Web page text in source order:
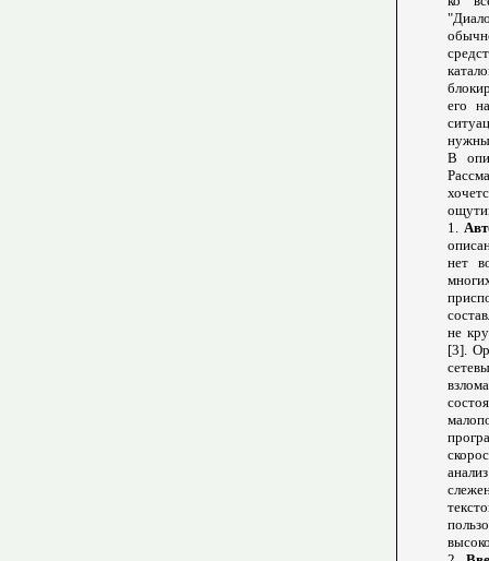
его
нужны
В
1.
нет
не
[3].